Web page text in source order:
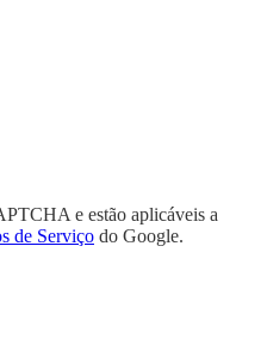
e estão aplicáveis a
de Serviço do Google.